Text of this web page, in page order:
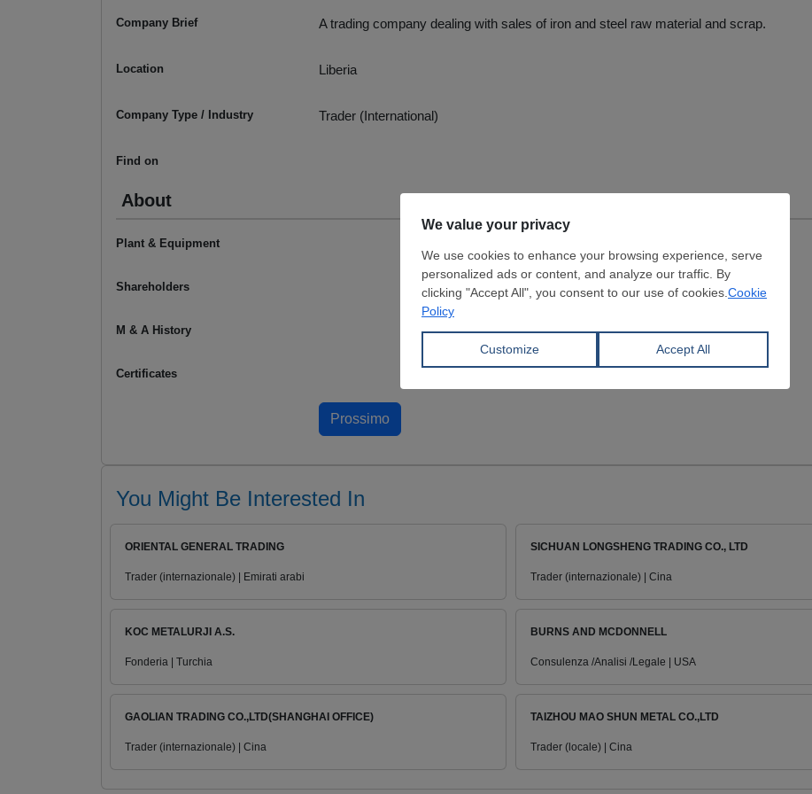
Company Brief A trading company dealing with sales of iron and steel raw material and scrap.
Location Liberia
Company Type / Industry Trader (International)
Find on
About
Plant & Equipment
Shareholders
M & A History
Certificates
You Might Be Interested In
ORIENTAL GENERAL TRADING
Trader (internazionale) | Emirati arabi
SICHUAN LONGSHENG TRADING CO., LTD
Trader (internazionale) | Cina
KOC METALURJI A.S.
Fonderia | Turchia
BURNS AND MCDONNELL
Consulenza /Analisi /Legale | USA
GAOLIAN TRADING CO.,LTD(SHANGHAI OFFICE)
Trader (internazionale) | Cina
TAIZHOU MAO SHUN METAL CO.,LTD
Trader (locale) | Cina